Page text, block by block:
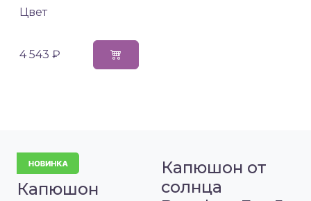
Цвет
4 543 ₽
Капюшон
Капюшон от
солнца